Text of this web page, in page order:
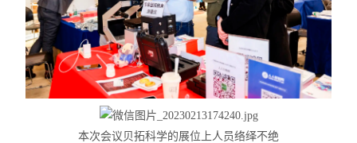
荧光分光光度计（分子荧光
X射线衍射仪（XRD）
激光光散射仪
扫描电镜（SEM）
本次会议贝拓科学的展位上人员络绎不绝